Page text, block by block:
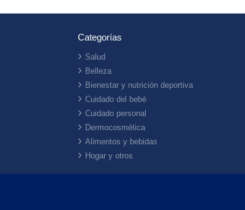
Categorías
Salud
Belleza
Bienestar y nutrición deportiva
Cuidado del bebé
Cuidado personal
Dermocosmética
Alimentos y bebidas
Hogar y otros